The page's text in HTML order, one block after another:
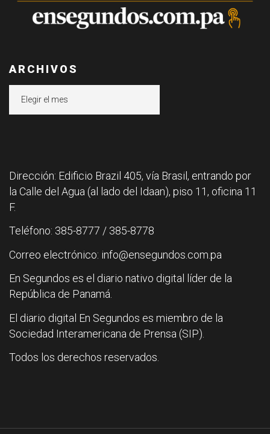
ARCHIVOS
Dirección: Edificio Brazil 405, vía Brasil, entrando por
la Calle del Agua (al lado del Idaan), piso 11, oficina 11
F.
Teléfono: 385-8777 / 385-8778
Correo electrónico: info@ensegundos.com.pa
En Segundos es el diario nativo digital líder de la
República de Panamá.
El diario digital En Segundos es miembro de la
Sociedad Interamericana de Prensa (SIP).
Todos los derechos reservados.